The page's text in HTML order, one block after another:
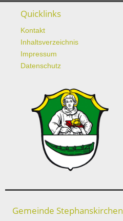
Quicklinks
Kontakt
Inhaltsverzeichnis
Impressum
Datenschutz
Gemeinde Stephanskirchen